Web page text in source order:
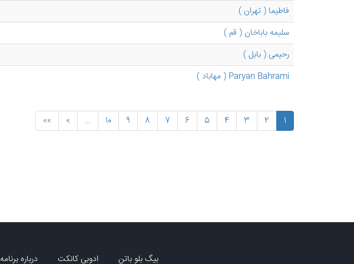
فاطیما ( تهران )
سلیمه باباخان ( قم )
رحیمی ( بابل )
Paryan Bahrami ( مهاباد )
1
2
3
4
5
6
7
8
9
10
…
»
»»
بیگ بلو باتن ادوبی کانکت درباره برنامه